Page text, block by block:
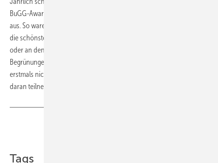
BuGG-Award in den drei Kategorien Dach, Fassade und Innenraum
aus. So waren auch in diesem Jahr alle BuGG-Mitglieder eingeladen,
die schönsten Bilder und eine kurze Beschreibung ihrer Projekte –
oder an denen sie beteiligt waren – einzureichen. Insgesamt 55
Begrünungen standen bei der Abstimmung zur Auswahl. Diese war
erstmals nicht nur BuGG-Mitgliedern möglich, sondern jeder konnte
daran teilnehmen.
Tags